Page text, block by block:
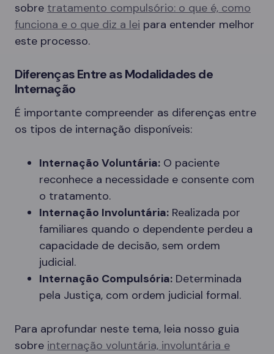
sobre tratamento compulsório: o que é, como
funciona e o que diz a lei para entender melhor
este processo.
Diferenças Entre as Modalidades de
Internação
É importante compreender as diferenças entre
os tipos de internação disponíveis:
Internação Voluntária: O paciente
reconhece a necessidade e consente com
o tratamento.
Internação Involuntária: Realizada por
familiares quando o dependente perdeu a
capacidade de decisão, sem ordem
judicial.
Internação Compulsória: Determinada
pela Justiça, com ordem judicial formal.
Para aprofundar neste tema, leia nosso guia
sobre internação voluntária, involuntária e